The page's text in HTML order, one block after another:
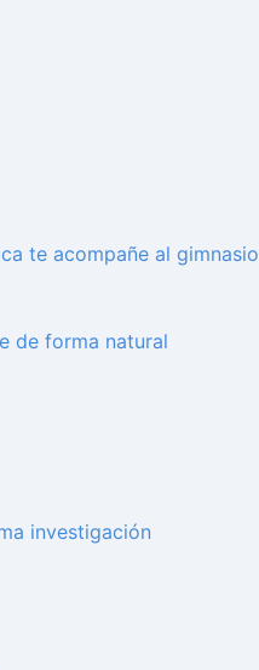
te acompañe al gimnasio
de forma natural
investigación